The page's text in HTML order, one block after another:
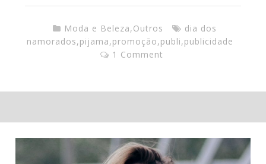
Moda e Beleza,Outros
dia dos
namorados,pijama,promoção,publi,publicidade
1 Comment